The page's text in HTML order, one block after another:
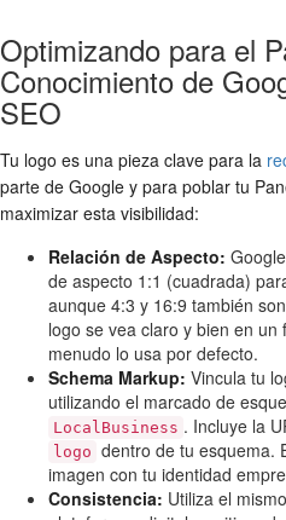
Optimizando para el
Conocimiento de
SEO
Tu logo es una pieza clave para la
parte de Google y para poblar tu
maximizar esta visibilidad:
Relación de Aspecto:
de aspecto 1:1 (cuadrada)
aunque 4:3 y 16:9 también
logo se vea claro y bien en
menudo lo usa por defecto.
Schema Markup: Vincula tu
utilizando el marcado de
LocalBusiness . Incluye la
logo dentro de tu esquema.
imagen con tu identidad
Consistencia: Utiliza el